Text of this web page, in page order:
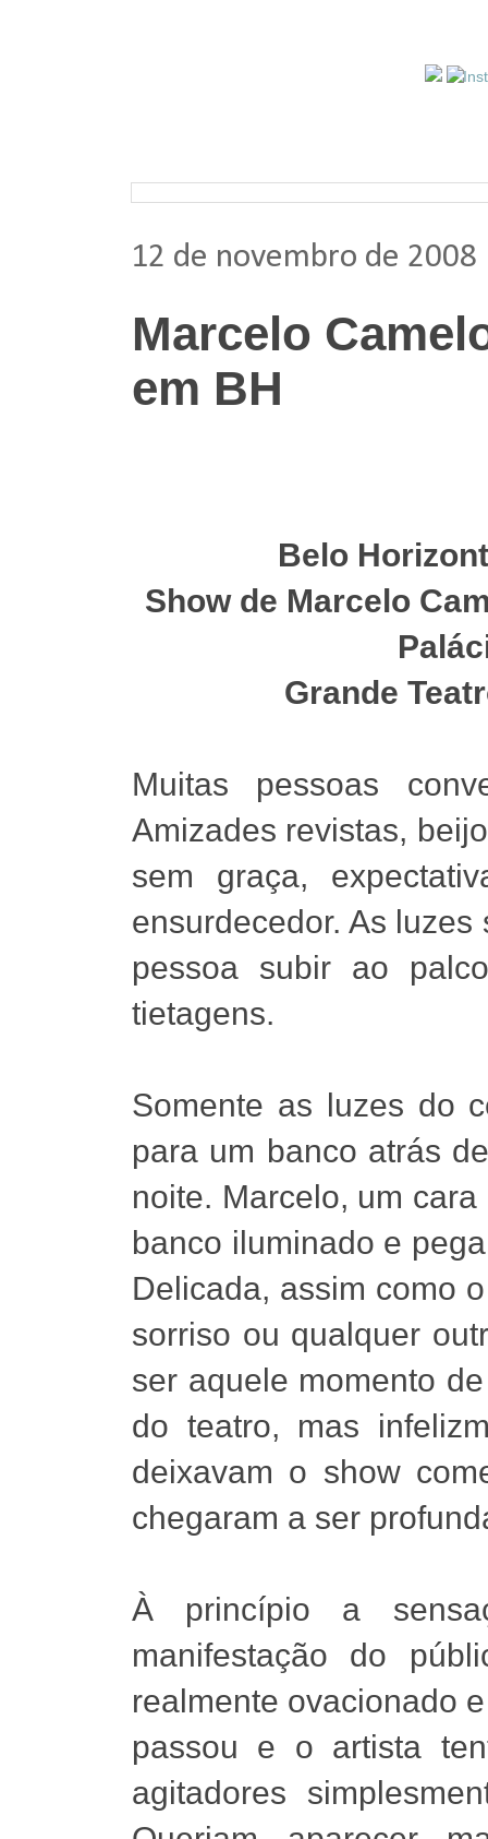
12 de novembro de 2008
Marcelo
em BH
Belo
Show de Marcelo
Grande
Muitas pessoas
Amizades revistas,
sem graça,
ensurdecedor. As
pessoa subir ao
tietagens.
Somente as luzes do
para um banco atrás
noite. Marcelo, um
banco iluminado e
Delicada, assim como
sorriso ou qualquer
ser aquele momento
do teatro, mas
deixavam o show
chegaram a ser
À princípio a
manifestação do
realmente ovacionado
passou e o artista
agitadores